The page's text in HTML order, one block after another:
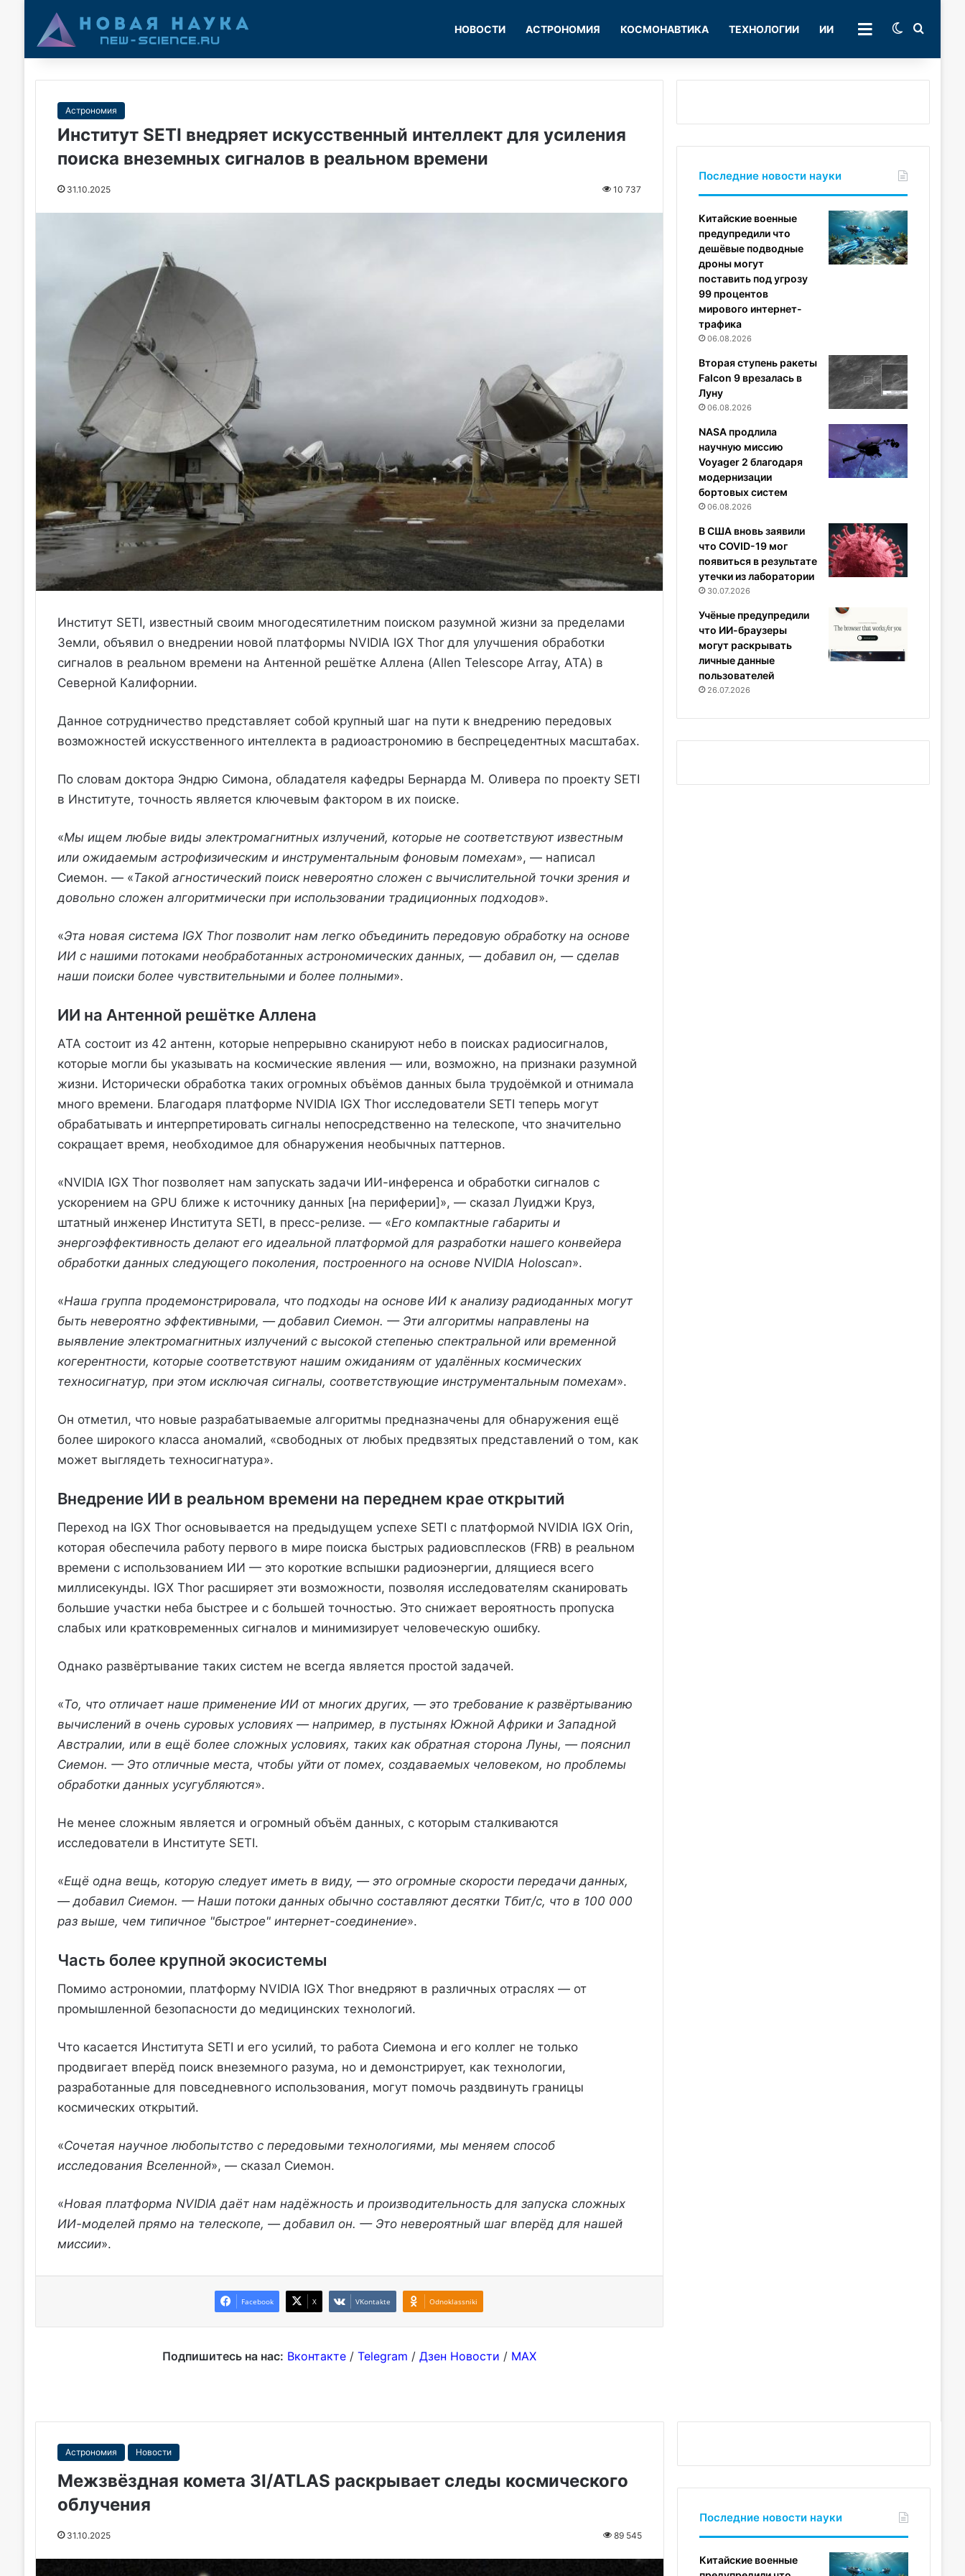
НОВОСТИ АСТРОНОМИЯ КОСМОНАВТИКА ТЕХНОЛОГИИ ИИ РУБРИКИSwitch skin
Астрономия
Институт SETI внедряет искусственный интеллект для усиления
поиска внеземных сигналов в реальном времени
31.10.2025 10 737
Институт SETI, известный своим многодесятилетним поиском разумной жизни за пределами
Земли, объявил о внедрении новой платформы NVIDIA IGX Thor для улучшения обработки
сигналов в реальном времени на Антенной решётке Аллена (Allen Telescope Array, ATA) в
Северной Калифорнии.
Данное сотрудничество представляет собой крупный шаг на пути к внедрению передовых
возможностей искусственного интеллекта в радиоастрономию в беспрецедентных масштабах.
По словам доктора Эндрю Симона, обладателя кафедры Бернарда М. Оливера по проекту SETI
в Институте, точность является ключевым фактором в их поиске.
«Мы ищем любые виды электромагнитных излучений, которые не соответствуют известным
или ожидаемым астрофизическим и инструментальным фоновым помехам», — написал
Сиемон. — «Такой агностический поиск невероятно сложен с вычислительной точки зрения и
довольно сложен алгоритмически при использовании традиционных подходов».
«Эта новая система IGX Thor позволит нам легко объединить передовую обработку на основе
ИИ с нашими потоками необработанных астрономических данных, — добавил он, — сделав
наши поиски более чувствительными и более полными».
ИИ на Антенной решётке Аллена
ATA состоит из 42 антенн, которые непрерывно сканируют небо в поисках радиосигналов,
которые могли бы указывать на космические явления — или, возможно, на признаки разумной
жизни. Исторически обработка таких огромных объёмов данных была трудоёмкой и отнимала
много времени. Благодаря платформе NVIDIA IGX Thor исследователи SETI теперь могут
обрабатывать и интерпретировать сигналы непосредственно на телескопе, что значительно
сокращает время, необходимое для обнаружения необычных паттернов.
«NVIDIA IGX Thor позволяет нам запускать задачи ИИ-инференса и обработки сигналов с
ускорением на GPU ближе к источнику данных [на периферии]», — сказал Луиджи Круз,
штатный инженер Института SETI, в пресс-релизе. — «Его компактные габариты и
энергоэффективность делают его идеальной платформой для разработки нашего конвейера
обработки данных следующего поколения, построенного на основе NVIDIA Holoscan».
«Наша группа продемонстрировала, что подходы на основе ИИ к анализу радиоданных могут
быть невероятно эффективными, — добавил Сиемон. — Эти алгоритмы направлены на
выявление электромагнитных излучений с высокой степенью спектральной или временной
когерентности, которые соответствуют нашим ожиданиям от удалённых космических
техносигнатур, при этом исключая сигналы, соответствующие инструментальным помехам».
Он отметил, что новые разрабатываемые алгоритмы предназначены для обнаружения ещё
более широкого класса аномалий, «свободных от любых предвзятых представлений о том, как
может выглядеть техносигнатура».
Внедрение ИИ в реальном времени на переднем крае открытий
Переход на IGX Thor основывается на предыдущем успехе SETI с платформой NVIDIA IGX Orin,
которая обеспечила работу первого в мире поиска быстрых радиовсплесков (FRB) в реальном
времени с использованием ИИ — это короткие вспышки радиоэнергии, длящиеся всего
миллисекунды. IGX Thor расширяет эти возможности, позволяя исследователям сканировать
большие участки неба быстрее и с большей точностью. Это снижает вероятность пропуска
слабых или кратковременных сигналов и минимизирует человеческую ошибку.
Однако развёртывание таких систем не всегда является простой задачей.
«То, что отличает наше применение ИИ от многих других, — это требование к развёртыванию
вычислений в очень суровых условиях — например, в пустынях Южной Африки и Западной
Австралии, или в ещё более сложных условиях, таких как обратная сторона Луны, — пояснил
Сиемон. — Это отличные места, чтобы уйти от помех, создаваемых человеком, но проблемы
обработки данных усугубляются».
Не менее сложным является и огромный объём данных, с которым сталкиваются
исследователи в Институте SETI.
«Ещё одна вещь, которую следует иметь в виду, — это огромные скорости передачи данных,
— добавил Сиемон. — Наши потоки данных обычно составляют десятки Тбит/с, что в 100 000
раз выше, чем типичное "быстрое" интернет-соединение».
Часть более крупной экосистемы
Помимо астрономии, платформу NVIDIA IGX Thor внедряют в различных отраслях — от
промышленной безопасности до медицинских технологий.
Что касается Института SETI и его усилий, то работа Сиемона и его коллег не только
продвигает вперёд поиск внеземного разума, но и демонстрирует, как технологии,
разработанные для повседневного использования, могут помочь раздвинуть границы
космических открытий.
«Сочетая научное любопытство с передовыми технологиями, мы меняем способ
исследования Вселенной», — сказал Сиемон.
«Новая платформа NVIDIA даёт нам надёжность и производительность для запуска сложных
ИИ-моделей прямо на телескопе, — добавил он. — Это невероятный шаг вперёд для нашей
миссии».
Facebook X VKontakte Odnoklassniki
Подпишитесь на нас: Вконтакте/ Telegram / Дзен Новости / MAX
Последние новости науки
Китайские военные
предупредили что
дешёвые подводные
дроны могут
поставить под угрозу
99 процентов
мирового интернет-
трафика
06.08.2026
Вторая ступень ракеты
Falcon 9 врезалась в
Луну
06.08.2026
NASA продлила
научную миссию
Voyager 2 благодаря
модернизации
бортовых систем
06.08.2026
В США вновь заявили
что COVID-19 мог
появиться в результате
утечки из лаборатории
30.07.2026
Учёные предупредили
что ИИ-браузеры
могут раскрывать
личные данные
пользователей
26.07.2026